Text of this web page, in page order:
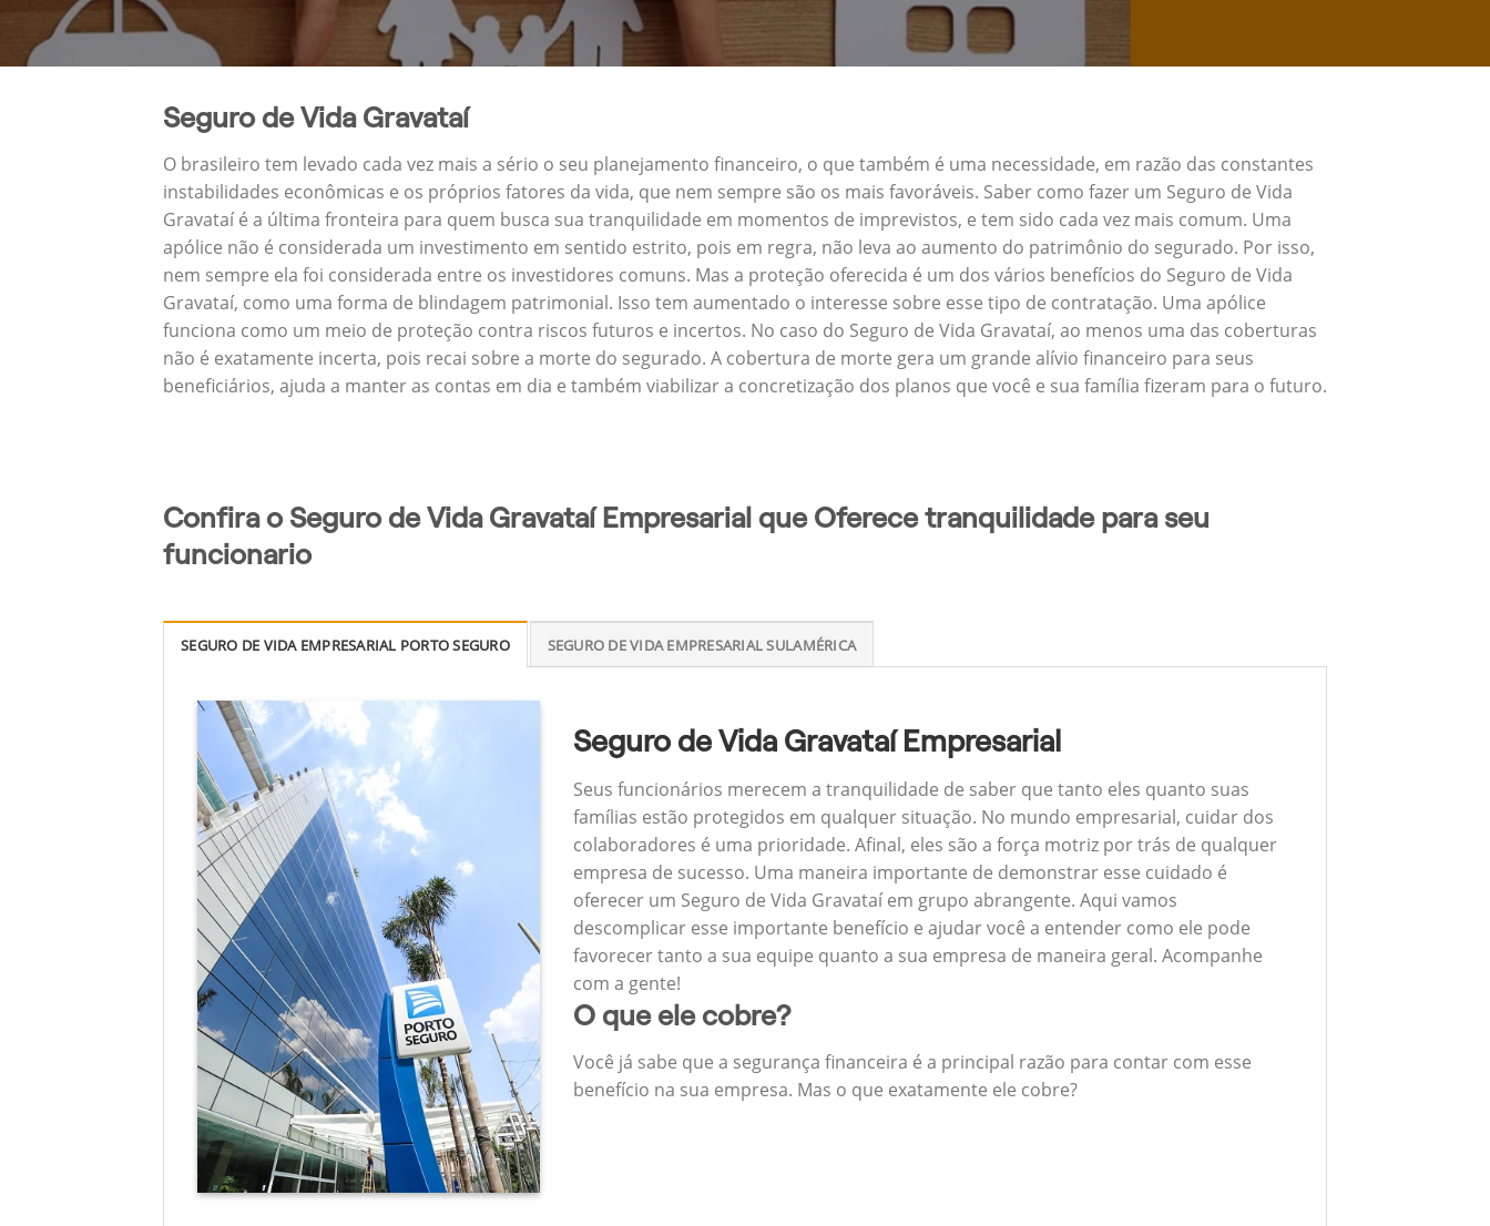
Seguro de Vida Gravataí
O brasileiro tem levado cada vez mais a sério o seu planejamento financeiro, o que também é uma necessidade, em razão das constantes
instabilidades econômicas e os próprios fatores da vida, que nem sempre são os mais favoráveis. Saber como fazer um Seguro de Vida
Gravataí é a última fronteira para quem busca sua tranquilidade em momentos de imprevistos, e tem sido cada vez mais comum. Uma
apólice não é considerada um investimento em sentido estrito, pois em regra, não leva ao aumento do patrimônio do segurado. Por isso,
nem sempre ela foi considerada entre os investidores comuns. Mas a proteção oferecida é um dos vários benefícios do Seguro de Vida
Gravataí, como uma forma de blindagem patrimonial. Isso tem aumentado o interesse sobre esse tipo de contratação. Uma apólice
funciona como um meio de proteção contra riscos futuros e incertos. No caso do Seguro de Vida Gravataí, ao menos uma das coberturas
não é exatamente incerta, pois recai sobre a morte do segurado. A cobertura de morte gera um grande alívio financeiro para seus
beneficiários, ajuda a manter as contas em dia e também viabilizar a concretização dos planos que você e sua família fizeram para o futuro.
Confira o Seguro de Vida Gravataí Empresarial que Oferece tranquilidade para seu
funcionario
SEGURO DE VIDA EMPRESARIAL PORTO SEGURO SEGURO DE VIDA EMPRESARIAL SULAMÉRICA
Seguro de Vida Gravataí Empresarial
Seus funcionários merecem a tranquilidade de saber que tanto eles quanto suas
famílias estão protegidos em qualquer situação. No mundo empresarial, cuidar dos
colaboradores é uma prioridade. Afinal, eles são a força motriz por trás de qualquer
empresa de sucesso. Uma maneira importante de demonstrar esse cuidado é
oferecer um Seguro de Vida Gravataí em grupo abrangente. Aqui vamos
descomplicar esse importante benefício e ajudar você a entender como ele pode
favorecer tanto a sua equipe quanto a sua empresa de maneira geral. Acompanhe
com a gente!
O que ele cobre?
Você já sabe que a segurança financeira é a principal razão para contar com esse
benefício na sua empresa. Mas o que exatamente ele cobre?